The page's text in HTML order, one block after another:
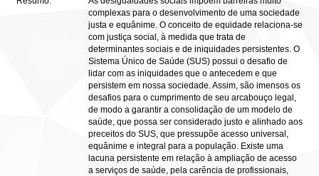
complexas para o desenvolvimento de uma sociedade
justa e equânime. O conceito de equidade relaciona-se
com justiça social, à medida que trata de
determinantes sociais e de iniquidades persistentes. O
Sistema Único de Saúde (SUS) possui o desafio de
lidar com as iniquidades que o antecedem e que
persistem em nossa sociedade. Assim, são imensos os
desafios para o cumprimento de seu arcabouço legal,
de modo a garantir a consolidação de um modelo de
saúde, que possa ser considerado justo e alinhado aos
preceitos do SUS, que pressupõe acesso universal,
equânime e integral para a população. Existe uma
lacuna persistente em relação à ampliação de acesso
a serviços de saúde, pela carência de profissionais,